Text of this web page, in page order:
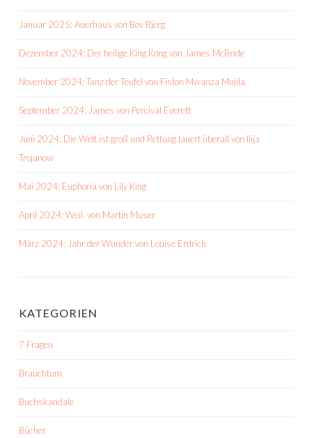
Januar 2025: Auerhaus von Bov Bjerg
Dezember 2024: Der heilige King Kong von James McBride
November 2024: Tanz der Teufel von Fiston Mwanza Mujila
September 2024: James von Percival Everett
Juni 2024: Die Welt ist groß und Rettung lauert überall von Ilija
Trojanow
Mai 2024: Euphoria von Lily King
April 2024: Weil. von Martin Muser
März 2024: Jahr der Wunder von Louise Erdrich
KATEGORIEN
7 Fragen
Brauchtum
Buchskandale
Bücher